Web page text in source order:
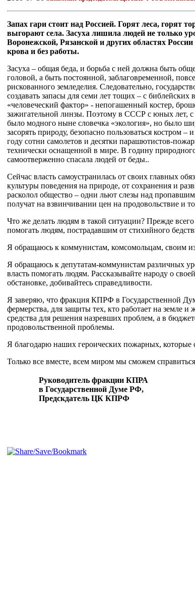
Запах гари стоит над Россией. Горят леса, горят
выгорают села. Засуха лишила людей не только
Воронежской, Рязанской и других областях
крова и без работы.
Засуха – общая беда, и борьба с ней должна быть
головой, а быть постоянной, заблаговременной,
рискованного земледелия. Следовательно,
создавать запасы для семи лет тощих – с
«человеческий фактор» - непогашенный костер,
зажигательной линзы. Поэтому в СССР с юных лет, с
было модного ныне словечка «экология», но было
засорять природу, безопасно пользоваться костром
году сотни самолетов и десятки парашютистов-
технически оснащенной в мире. В годину
самоотверженно спасала людей от беды..
Сейчас власть самоустранилась от своих главных
культуры поведения на природе, от сохранения и
расколол общество – одни льют слезы над
получат на взвинчивании цен на продовольствие и
Что же делать людям в такой ситуации? Прежде
помогать людям, пострадавшим от стихийного
Я обращаюсь к коммунистам, комсомольцам, своим
Я обращаюсь к депутатам-коммунистам различных
власть помогать людям. Рассказывайте народу о
обстановке, добивайтесь справедливости.
Я заверяю, что фракция КПРФ в Государственной
фермерства, для защиты тех, кто работает на земле
средства для решения назревших проблем, а в
продовольственной проблемы.
Я благодарю наших героических пожарных,
Только все вместе, всем миром мы сможем
Руководитель фракции КПРА
в Государственной Думе РФ,
Предскдатель ЦК КПРФ